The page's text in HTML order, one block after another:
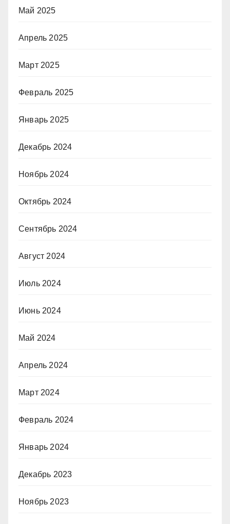
Май 2025
Апрель 2025
Март 2025
Февраль 2025
Январь 2025
Декабрь 2024
Ноябрь 2024
Октябрь 2024
Сентябрь 2024
Август 2024
Июль 2024
Июнь 2024
Май 2024
Апрель 2024
Март 2024
Февраль 2024
Январь 2024
Декабрь 2023
Ноябрь 2023